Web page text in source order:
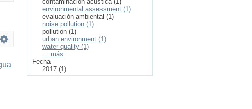
environmental assessment (1)
evaluación ambiental (1)
noise pollution (1)
pollution (1)
urban environment (1)
water quality (1)
... más
Fecha
2017 (1)